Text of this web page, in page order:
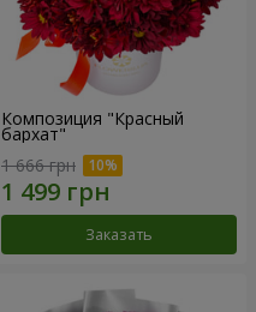
Композиция "Красный
бархат"
1 666 грн
Заказать